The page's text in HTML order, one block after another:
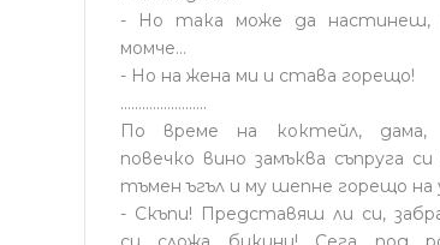
- Но така може да настинеш,
момче…
- Но на жена ми и става горещо!
........................
По време на коктейл, дама,
повечко вино замъква съпруга
тъмен ъгъл и му шепне горещо на
- Скъпи! Представяш ли си,